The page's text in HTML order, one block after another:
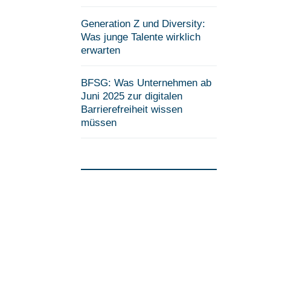
Generation Z und Diversity:
Was junge Talente wirklich
erwarten
BFSG: Was Unternehmen ab
Juni 2025 zur digitalen
Barrierefreiheit wissen
müssen